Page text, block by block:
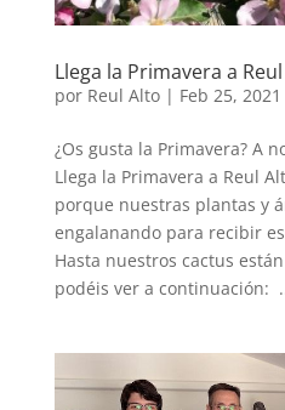
Llega la Primavera a
por Reul Alto| Feb 25, 2021
¿Os gusta la Primavera? A
Llega la Primavera a Reul
porque nuestras plantas y
engalanando para recibir
Hasta nuestros cactus
podéis ver a continuación: